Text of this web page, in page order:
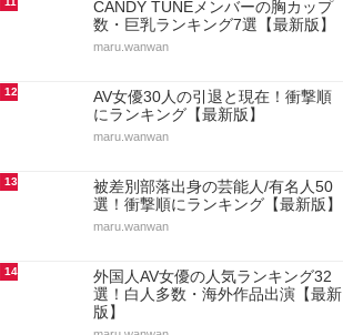
CANDY TUNEメンバーの胸カップ
数・巨乳ランキング7選【最新版】
maru.wanwan
12
AV女優30人の引退と現在！衝撃順
にランキング【最新版】
maru.wanwan
13
被差別部落出身の芸能人/有名人50
選！衝撃順にランキング【最新版】
maru.wanwan
14
外国人AV女優の人気ランキング32
選！白人多数・海外作品出演【最新
版】